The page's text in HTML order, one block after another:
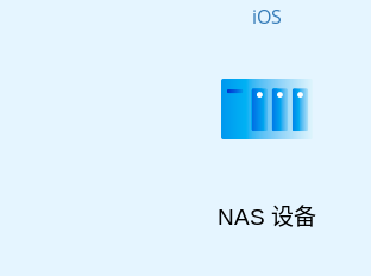
iOS
NAS 设备